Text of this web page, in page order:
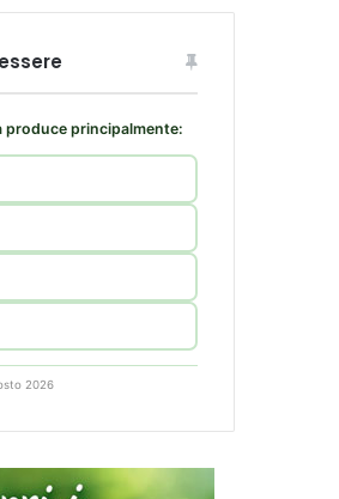
produce principalmente:
2026